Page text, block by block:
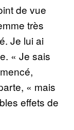
de vue
très
Je lui ai
« Je sais
« mais
effets de